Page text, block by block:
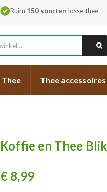
Ruim 150 soorten losse thee
Thee Thee accessoires
Koffie en Thee
€ 8,99